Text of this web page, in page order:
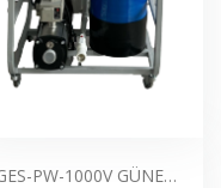
GES-PW-1000V GÜNEŞ PANELLERİ İÇİN MOBİL SAF SU ARITMA SİSTEMLERİ